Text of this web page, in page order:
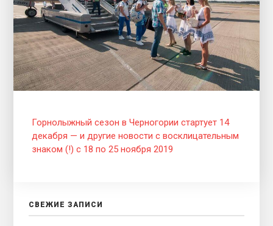
Горнолыжный сезон в Черногории стартует 14
декабря — и другие новости c восклицательным
знаком (!) с 18 по 25 ноября 2019
СВЕЖИЕ ЗАПИСИ